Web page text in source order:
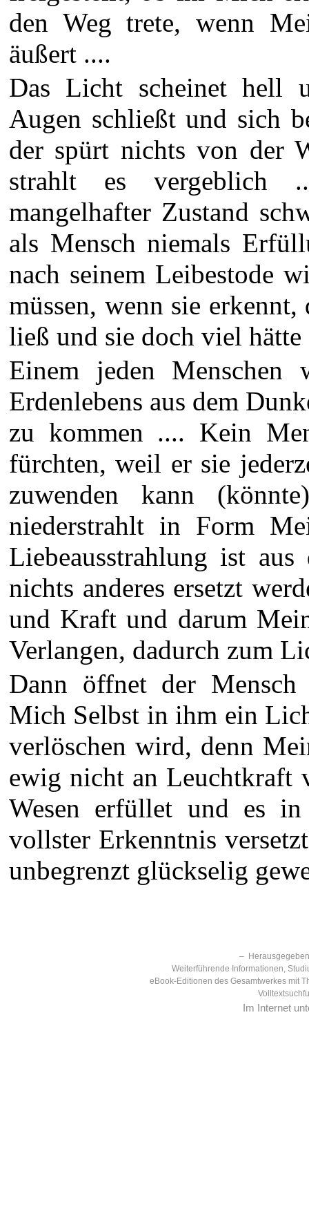
den Weg trete, wenn
äußert ....
Das Licht scheinet hell
Augen schließt und sich
der spürt nichts von der
strahlt es vergeblich
mangelhafter Zustand
als Mensch niemals
nach seinem Leibestode
müssen, wenn sie
ließ und sie doch viel
Einem jeden Menschen
Erdenlebens aus dem
zu kommen .... Kein
fürchten, weil er sie
zuwenden kann
niederstrahlt in Form
Liebeausstrahlung ist
nichts anderes ersetzt
und Kraft und darum
Verlangen, dadurch zum
Dann öffnet der
Mich Selbst in ihm ein
verlöschen wird, denn
ewig nicht an Leuchtkraft
Wesen erfüllet und es
vollster Erkenntnis
unbegrenzt glückselig
–
Weiterführende Informationen,
eBook-Editionen des Gesamtwerkes mit
Im Internet